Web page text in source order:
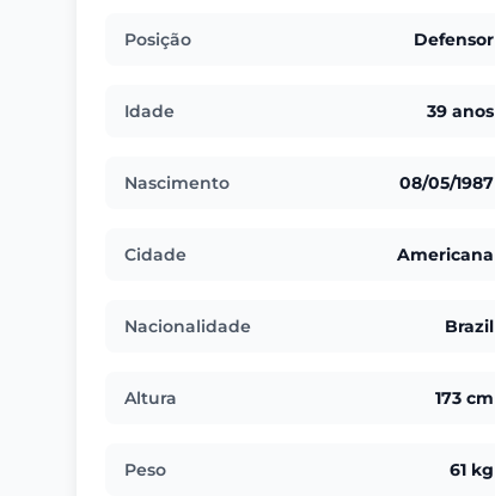
Posição Defensor
Idade 39 anos
Nascimento 08/05/1987
Cidade Americana
Nacionalidade Brazil
Altura 173 cm
Peso 61 kg